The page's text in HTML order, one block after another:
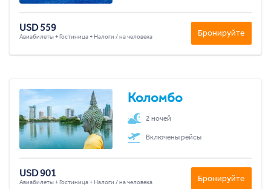
USD 559
Авиабилеты + Гостиница + Налоги / на человека Бронируйте
Коломбо
2 ночей
Включены рейсы
USD 901
Авиабилеты + Гостиница + Налоги / на человека Бронируйте